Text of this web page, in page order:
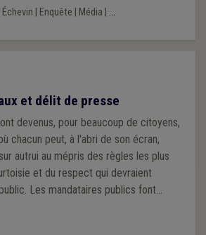
Échevin Enquête Média ...
et délit de presse
devenus, pour beaucoup de citoyens,
chacun peut, à l'abri de son écran,
autrui au mépris des règles les plus
et du respect qui devraient
Les mandataires publics font